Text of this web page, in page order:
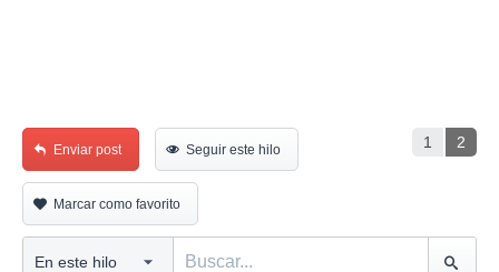
1 2
Enviar post Seguir este hilo
Marcar como favorito